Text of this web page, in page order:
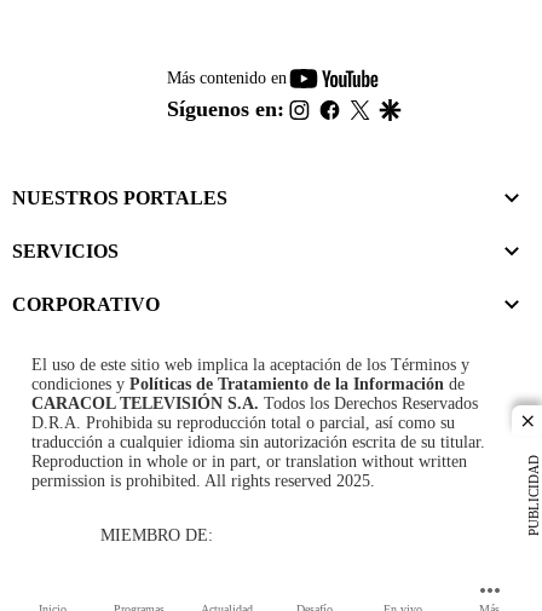
PUBLICIDAD
Más contenido en
youtube-
footer
Síguenos en: instagram
facebook
twitter
NUESTROS PORTALES
SERVICIOS
CORPORATIVO
El uso de este sitio web implica la aceptación de los Términos y
condiciones y Políticas de Tratamiento de la Información de
CARACOL TELEVISIÓN S.A. Todos los Derechos Reservados
D.R.A. Prohibida su reproducción total o parcial, así como su
traducción a cualquier idioma sin autorización escrita de su titular.
Reproduction in whole or in part, or translation without written
permission is prohibited. All rights reserved 2025.
MIEMBRO DE: